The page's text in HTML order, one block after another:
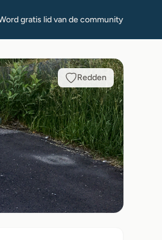
gratis lid van de community
Redden